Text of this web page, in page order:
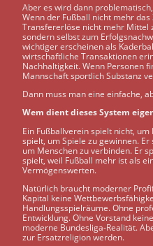
Aber es wird dann
Wenn der Fußball nicht mehr
Transfererlöse nicht mehr Mittel
sondern selbst zum
wichtiger erscheinen als
wirtschaftliche Transaktionen
Nachhaltigkeit. Wenn Personen
Mannschaft sportlich Substanz
Dann muss man eine einfache,
Wem dient dieses System
Ein Fußballverein spielt nicht,
spielt, um Spiele zu gewinnen.
um Menschen zu verbinden. Er
spielt, weil Fußball mehr ist als
Vermögenswerten.
Natürlich braucht moderner
Kapital keine
Handlungsspielräume. Ohne
Entwicklung. Ohne Vorstand
moderne Bundesliga-Realität.
zur Ersatzreligion werden.